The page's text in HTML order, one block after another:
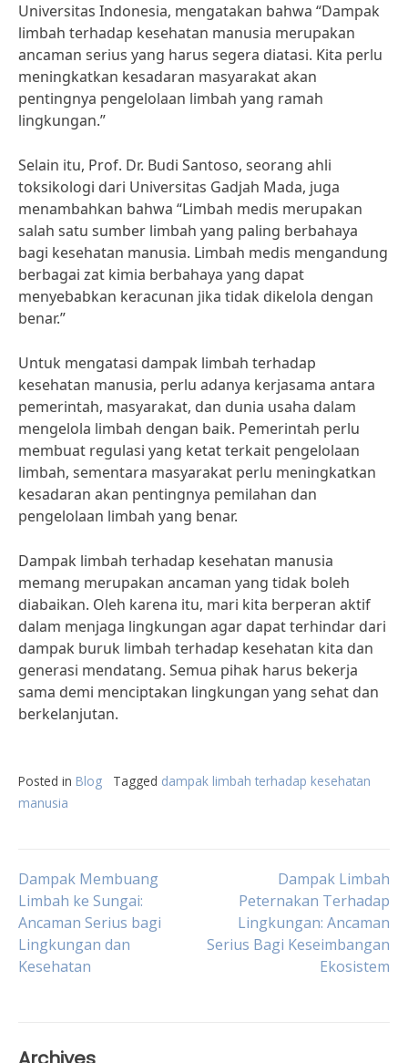
Universitas Indonesia, mengatakan bahwa “Dampak
limbah terhadap kesehatan manusia merupakan
ancaman serius yang harus segera diatasi. Kita perlu
meningkatkan kesadaran masyarakat akan
pentingnya pengelolaan limbah yang ramah
lingkungan.”
Selain itu, Prof. Dr. Budi Santoso, seorang ahli
toksikologi dari Universitas Gadjah Mada, juga
menambahkan bahwa “Limbah medis merupakan
salah satu sumber limbah yang paling berbahaya
bagi kesehatan manusia. Limbah medis mengandung
berbagai zat kimia berbahaya yang dapat
menyebabkan keracunan jika tidak dikelola dengan
benar.”
Untuk mengatasi dampak limbah terhadap
kesehatan manusia, perlu adanya kerjasama antara
pemerintah, masyarakat, dan dunia usaha dalam
mengelola limbah dengan baik. Pemerintah perlu
membuat regulasi yang ketat terkait pengelolaan
limbah, sementara masyarakat perlu meningkatkan
kesadaran akan pentingnya pemilahan dan
pengelolaan limbah yang benar.
Dampak limbah terhadap kesehatan manusia
memang merupakan ancaman yang tidak boleh
diabaikan. Oleh karena itu, mari kita berperan aktif
dalam menjaga lingkungan agar dapat terhindar dari
dampak buruk limbah terhadap kesehatan kita dan
generasi mendatang. Semua pihak harus bekerja
sama demi menciptakan lingkungan yang sehat dan
berkelanjutan.
Posted in Blog Tagged dampak limbah terhadap kesehatan
manusia
Post
navigation
Dampak Membuang
Limbah ke Sungai:
Ancaman Serius bagi
Lingkungan dan
Kesehatan
Dampak Limbah
Peternakan Terhadap
Lingkungan: Ancaman
Serius Bagi Keseimbangan
Ekosistem